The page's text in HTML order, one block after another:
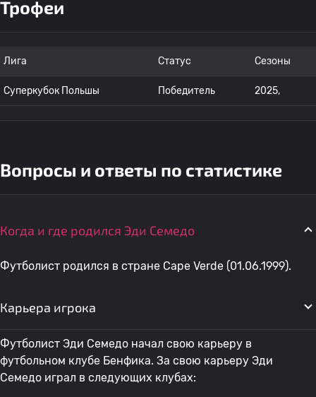
Трофеи
Лига Статус Сезоны
Суперкубок Польшы Победитель 2025,
Вопросы и ответы по статистике
Когда и где родился Эди Семедо
Футболист родился в стране Cape Verde (01.06.1999).
Карьера игрока
Футболист Эди Семедо начал свою карьеру в
футбольном клубе Бенфика. За свою карьеру Эди
Семедо играл в следующих клубах: